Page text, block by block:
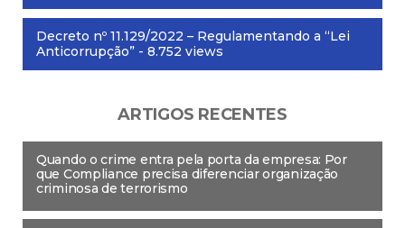
Decreto nº 11.129/2022 – Regulamentando a “Lei
Anticorrupção” - 8.752 views
ARTIGOS RECENTES
Quando o crime entra pela porta da empresa: Por
que Compliance precisa diferenciar organização
criminosa de terrorismo